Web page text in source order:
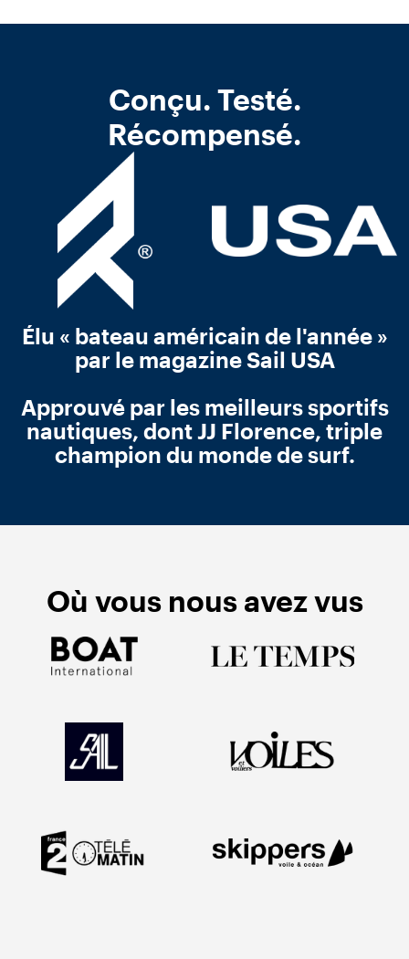
Conçu. Testé.
Récompensé.
Élu « bateau américain de l'année »
par le magazine Sail USA
Approuvé par les meilleurs sportifs
nautiques, dont JJ Florence, triple
champion du monde de surf.
Où vous nous avez vus